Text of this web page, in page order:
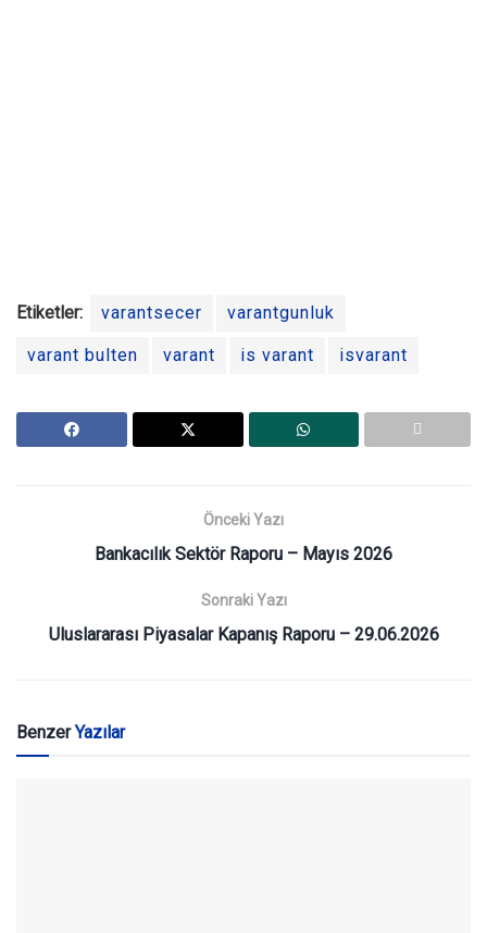
Etiketler: varantsecer varantgunluk
varant bulten varant is varant isvarant
Önceki Yazı
Bankacılık Sektör Raporu – Mayıs 2026
Sonraki Yazı
Uluslararası Piyasalar Kapanış Raporu – 29.06.2026
BenzerYazılar